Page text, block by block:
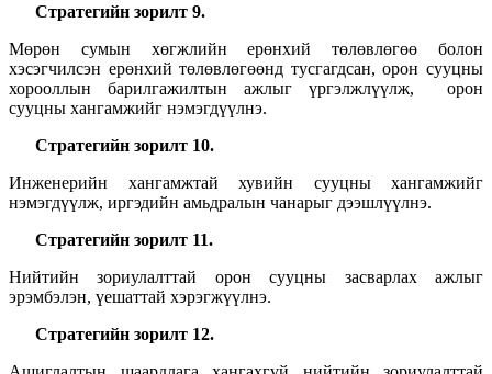
Стратегийн зорилт 9.
Мөрөн сумын хөгжлийн ерөнхий төлөвлөгөө болон
хэсэгчилсэн ерөнхий төлөвлөгөөнд тусгагдсан, орон сууцны
хорооллын барилгажилтын ажлыг үргэлжлүүлж, орон
сууцны хангамжийг нэмэгдүүлнэ.
Стратегийн зорилт 10.
Инженерийн хангамжтай хувийн сууцны хангамжийг
нэмэгдүүлж, иргэдийн амьдралын чанарыг дээшлүүлнэ.
Стратегийн зорилт 11.
Нийтийн зориулалттай орон сууцны засварлах ажлыг
эрэмбэлэн, үешаттай хэрэгжүүлнэ.
Стратегийн зорилт 12.